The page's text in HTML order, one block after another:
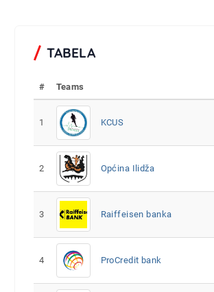
TABELA
# Teams
1 KCUS
2 Općina Ilidža
3 Raiffeisen banka
4 ProCredit bank